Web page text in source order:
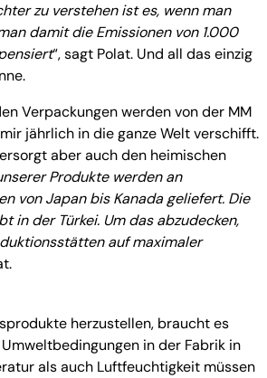
zu verstehen ist es, wenn man
damit die Emissionen von 1.000
“, sagt Polat. Und all das einzig
Verpackungen werden von der MM
jährlich in die ganze Welt verschifft.
aber auch den heimischen
Produkte werden an
von Japan bis Kanada geliefert. Die
in der Türkei. Um das abzudecken,
auf maximaler
herzustellen, braucht es
in der Fabrik in
als auch Luftfeuchtigkeit müssen